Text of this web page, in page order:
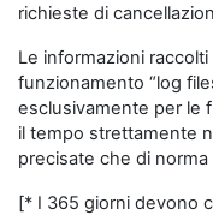
richieste di
Le informazioni
funzionamento “log
esclusivamente per le
il tempo strettamente
precisate che di
[* I 365 giorni devono